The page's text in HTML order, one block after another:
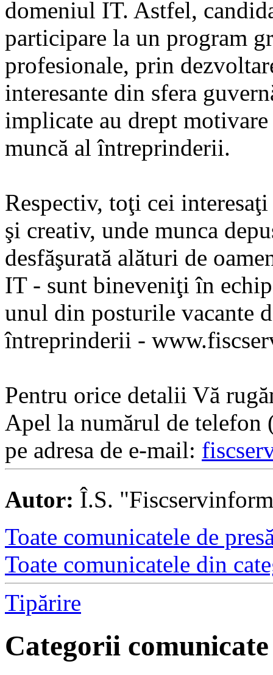
domeniul IT. Astfel,
participare la un program
profesionale, prin
interesante din sfera
implicate au drept
muncă al întreprinderii.
Respectiv, toţi cei
şi creativ, unde munca
desfăşurată alături de
IT - sunt bineveniţi în
unul din posturile vacante
întreprinderii -
Pentru orice detalii Vă
Apel la numărul de telefon
pe adresa de e-mail:
Autor: Î.S.
Toate comunicatele de
Toate comunicatele din
Tipărire
Categorii comunicate